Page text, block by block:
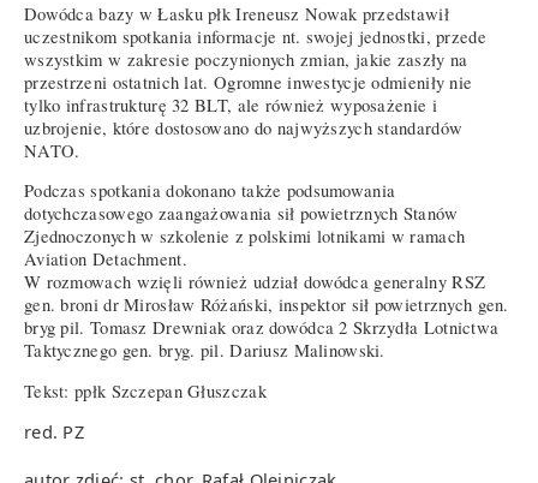
Dowódca bazy w Łasku płk Ireneusz Nowak przedstawił
uczestnikom spotkania informacje nt. swojej jednostki, przede
wszystkim w zakresie poczynionych zmian, jakie zaszły na
przestrzeni ostatnich lat. Ogromne inwestycje odmieniły nie
tylko infrastrukturę 32 BLT, ale również wyposażenie i
uzbrojenie, które dostosowano do najwyższych standardów
NATO.
Podczas spotkania dokonano także podsumowania
dotychczasowego zaangażowania sił powietrznych Stanów
Zjednoczonych w szkolenie z polskimi lotnikami w ramach
Aviation Detachment.
W rozmowach wzięli również udział dowódca generalny RSZ
gen. broni dr Mirosław Różański, inspektor sił powietrznych gen.
bryg pil. Tomasz Drewniak oraz dowódca 2 Skrzydła Lotnictwa
Taktycznego gen. bryg. pil. Dariusz Malinowski.
Tekst: ppłk Szczepan Głuszczak
red. PZ